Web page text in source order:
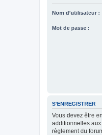
Nom d’utilisateur :
Mot de passe :
S’ENREGISTRER
Vous devez être
additionnelles aux
règlement du